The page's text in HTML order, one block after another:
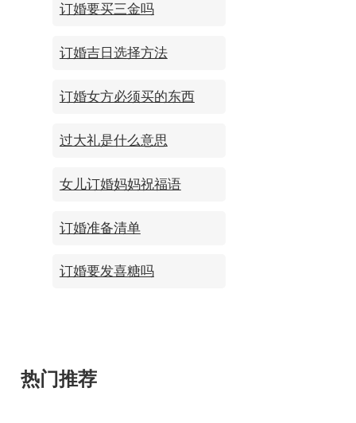
订婚要买三金吗
订婚吉日选择方法
订婚女方必须买的东西
过大礼是什么意思
女儿订婚妈妈祝福语
订婚准备清单
订婚要发喜糖吗
热门推荐